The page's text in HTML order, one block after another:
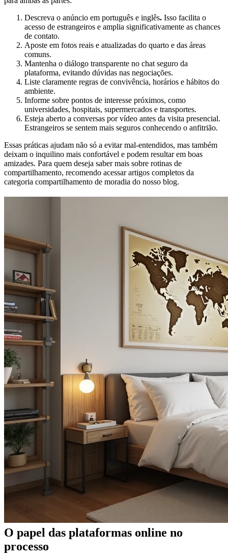
Descreva o anúncio em português e inglês. Isso facilita o
acesso de estrangeiros e amplia significativamente as chances
de contato.
Aposte em fotos reais e atualizadas do quarto e das áreas
comuns.
Mantenha o diálogo transparente no chat seguro da
plataforma, evitando dúvidas nas negociações.
Liste claramente regras de convivência, horários e hábitos do
ambiente.
Informe sobre pontos de interesse próximos, como
universidades, hospitais, supermercados e transportes.
Esteja aberto a conversas por vídeo antes da visita presencial.
Estrangeiros se sentem mais seguros conhecendo o anfitrião.
Essas práticas ajudam não só a evitar mal-entendidos, mas também
deixam o inquilino mais confortável e podem resultar em boas
amizades. Para quem deseja saber mais sobre rotinas de
compartilhamento, recomendo acessar artigos completos da
categoria compartilhamento de moradia do nosso blog.
O papel das plataformas online no
processo